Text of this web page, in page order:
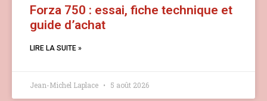
Forza 750 : essai, fiche technique et
guide d’achat
LIRE LA SUITE »
Jean-Michel Laplace 5 août 2026